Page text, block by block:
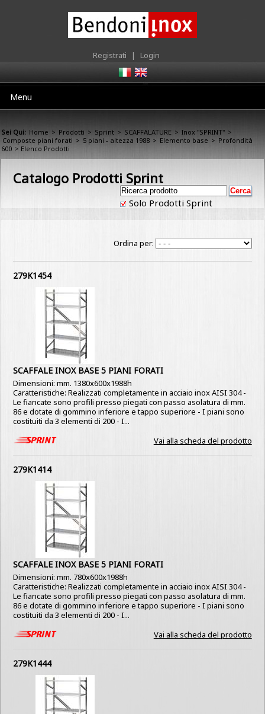
Registrati | Login
Menu
Sei Qui: Home > Prodotti > Sprint > SCAFFALATURE > Inox "SPRINT" >
Composte piani forati > 5 piani - altezza 1988 > Elemento base > Profondità
600 > Elenco Prodotti
Catalogo Prodotti Sprint
Solo Prodotti Sprint
Ordina per:
279K1454
SCAFFALE INOX BASE 5 PIANI FORATI
Dimensioni: mm. 1380x600x1988h
Caratteristiche: Realizzati completamente in acciaio inox AISI 304 -
Le fiancate sono profili presso piegati con passo asolatura di mm.
86 e dotate di gommino inferiore e tappo superiore - I piani sono
costituiti da 3 elementi di 200 - I...
Vai alla scheda del prodotto
279K1414
SCAFFALE INOX BASE 5 PIANI FORATI
Dimensioni: mm. 780x600x1988h
Caratteristiche: Realizzati completamente in acciaio inox AISI 304 -
Le fiancate sono profili presso piegati con passo asolatura di mm.
86 e dotate di gommino inferiore e tappo superiore - I piani sono
costituiti da 3 elementi di 200 - I...
Vai alla scheda del prodotto
279K1444